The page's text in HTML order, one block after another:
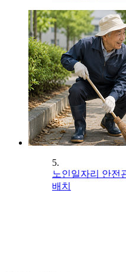
5.
노인일자리 안전
배치